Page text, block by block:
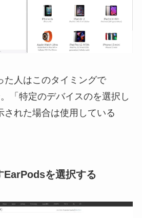
た人はこのタイミングで
「特定のデバイスのを選択し
された場合は使用している
を選択する